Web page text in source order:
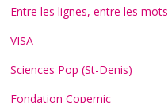
Entre les lignes, entre les mots
VISA
Sciences Pop (St-Denis)
Fondation Copernic